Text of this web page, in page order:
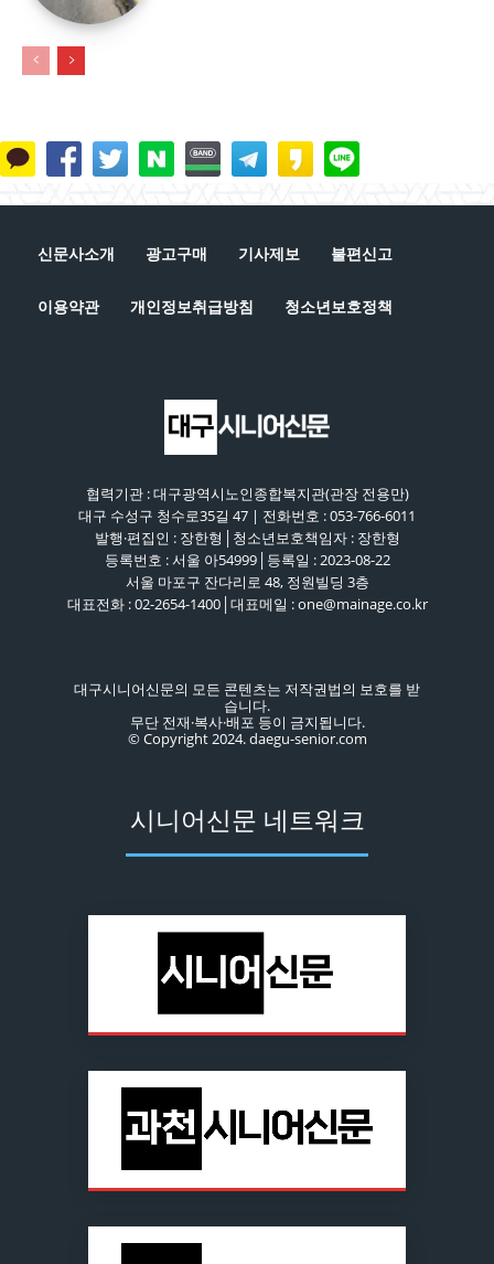
신문사소개 광고구매 기사제보 불편신고
이용약관 개인정보취급방침 청소년보호정책
협력기관 : 대구광역시노인종합복지관(관장 전용만)
대구 수성구 청수로35길 47 | 전화번호 : 053-766-6011
발행·편집인 : 장한형│청소년보호책임자 : 장한형
등록번호 : 서울 아54999│등록일 : 2023-08-22
서울 마포구 잔다리로 48, 정원빌딩 3층
대표전화 : 02-2654-1400│대표메일 : one@mainage.co.kr
대구시니어신문의 모든 콘텐츠는 저작권법의 보호를 받
습니다.
무단 전재·복사·배포 등이 금지됩니다.
© Copyright 2024. daegu-senior.com
시니어신문 네트워크